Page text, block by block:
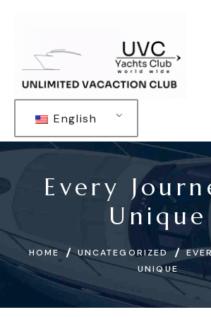
English
Every
Unique
HOME UNCATEGORIZED
UNIQUE